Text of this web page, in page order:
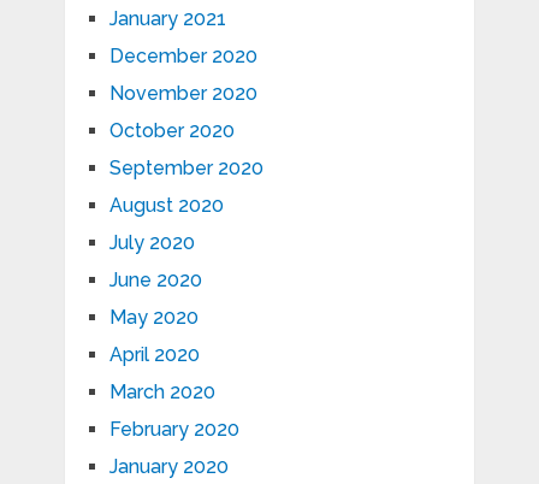
January 2021
December 2020
November 2020
October 2020
September 2020
August 2020
July 2020
June 2020
May 2020
April 2020
March 2020
February 2020
January 2020